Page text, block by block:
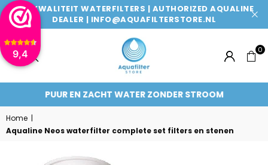
9,4
TOPKWALITEIT WATERFILTERS | AUTHORIZED AQUALINE
DEALER | INFO@AQUAFILTERSTORE.NL
AQUAFILTERSTORE
0
PUUR EN ZACHT WATER ZONDER STROOM
Home |
Aqualine Neos waterfilter complete set filters en stenen